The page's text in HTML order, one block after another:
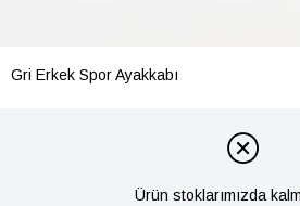
Gri Erkek Spor Ayakkabı
Ürün stoklarımızda